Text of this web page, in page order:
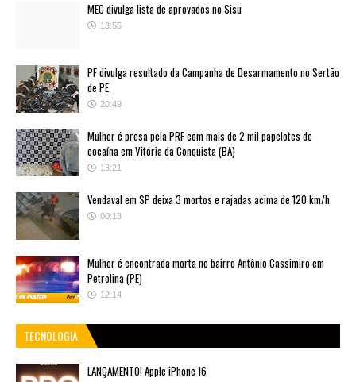
MEC divulga lista de aprovados no Sisu
13:55
PF divulga resultado da Campanha de Desarmamento no Sertão
de PE
20:49
Mulher é presa pela PRF com mais de 2 mil papelotes de
cocaína em Vitória da Conquista (BA)
18:21
Vendaval em SP deixa 3 mortos e rajadas acima de 120 km/h
00:13
Mulher é encontrada morta no bairro Antônio Cassimiro em
Petrolina (PE)
12:14
TECNOLOGIA
LANÇAMENTO! Apple iPhone 16